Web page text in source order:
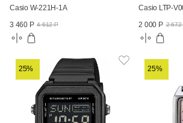
Casio W-221H-1A
3 460 Р 4 612 Р
Casio LTP-
2 000 Р 2 672
25% 25%